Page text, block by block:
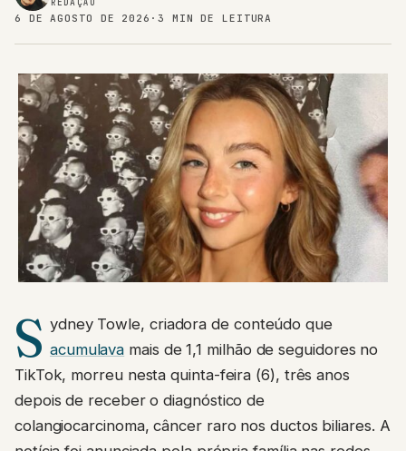
REDAÇÃO
6 DE AGOSTO DE 2026 · 3 MIN DE LEITURA
S ydney Towle, criadora de conteúdo que
acumulava mais de 1,1 milhão de seguidores no
TikTok, morreu nesta quinta-feira (6), três anos
depois de receber o diagnóstico de
colangiocarcinoma, câncer raro nos ductos biliares. A